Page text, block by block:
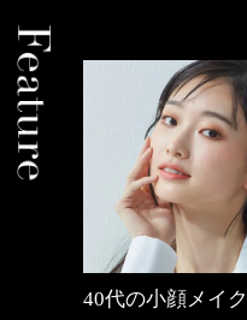
40代の小顔メイク